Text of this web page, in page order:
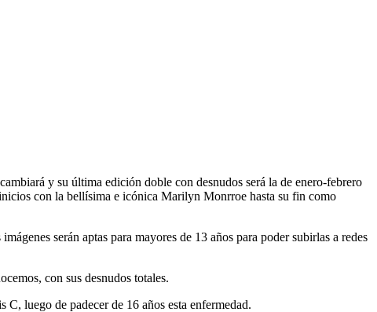
y su última edición doble con desnudos será la de enero-febrero
con la bellísima e icónica Marilyn Monrroe hasta su fin como
serán aptas para mayores de 13 años para poder subirlas a redes
con sus desnudos totales.
luego de padecer de 16 años esta enfermedad.